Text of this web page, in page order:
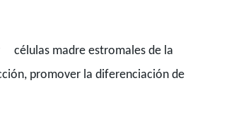
células madre estromales de la
promover la diferenciación de